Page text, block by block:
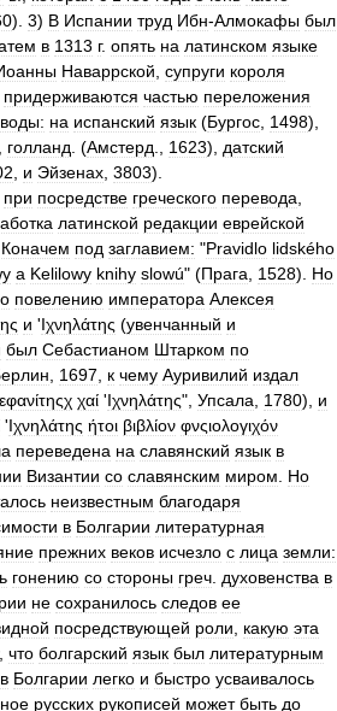
). 3) В Испании труд Ибн-Алмокафы был
в 1313 г. опять на латинском языке
Наваррской супруги короля
придерживаются частью переложения
на испанский язык (Бургос 1498),
голланд . (Амстерд 1623), датский
и Эйзенах 3803).
при посредстве греческого перевода
латинской редакции еврейской
Коначем под заглавием: "Pravidlo lidského
a Kelilowy knihy slowú" (Прага 1528). Но
повелению императора Алексея
и 'Ιχνηλάτης (увенчанный и
был Себастианом Штарком по
1697 к чему Ауривилий издал
χαί 'Ιχνηλάτης", Упсала 1780), и
'Ιχνηλάτης ήτοι βιβλίον φνςιολογιχόν
переведена на славянский язык в
Византии со славянским миром
Но
неизвестным благодаря
в Болгарии литературная
прежних веков исчезло с лица земли:
гонению со стороны греч духовенства в
не сохранилось следов ее
посредствующей роли какую эта
что болгарский язык был литературным
в Болгарии легко и быстро усваивалось
русских рукописей может быть до